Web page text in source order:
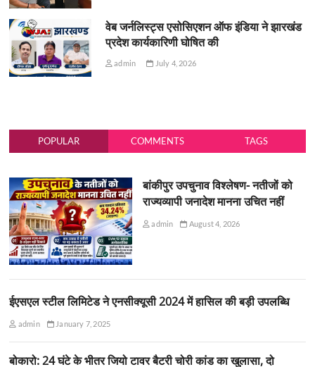
वेब जर्नलिस्ट्स एसोसिएशन ऑफ इंडिया ने झारखंड
प्रदेश कार्यकारिणी घोषित की
admin July 4, 2026
POPULAR COMMENTS TAGS
बांकीपुर उपचुनाव विश्लेषण- नतीजों को
राज्यव्यापी जनादेश मानना उचित नहीं
admin August 4, 2026
ईएसएल स्टील लिमिटेड ने एनसीक्यूसी 2024 में हासिल की बड़ी उपलब्धि
admin January 7, 2025
बोकारो: 24 घंटे के भीतर जियो टावर बैटरी चोरी कांड का खुलासा, दो